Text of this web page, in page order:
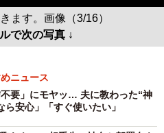
ます。画像（3/16）
で次の写真 ↓
ニュース
不要」にモヤッ… 夫に教わった“神
安心」「すぐ使いたい」